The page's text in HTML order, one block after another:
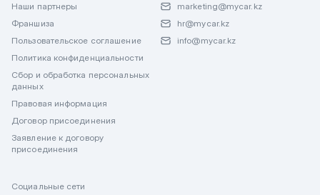
Наши партнеры
Франшиза
Пользовательское соглашение
Политика конфиденциальности
Сбор и обработка персональных
данных
Правовая информация
Договор присоединения
Заявление к договору
присоединения
marketing@mycar.kz
hr@mycar.kz
info@mycar.kz
Социальные сети